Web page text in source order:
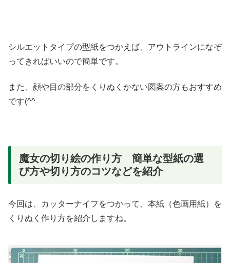
シルエットタイプの型紙をつかえば、アウトラインになぞ
ってきればいいので簡単です。
また、顔や目の部分をくりぬくかない図案の方もおすすめ
です(^^
魔女の切り絵の作り方 簡単な型紙の選
び方や切り方のコツなどを紹介
今回は、カッターナイフをつかって、本紙（色画用紙）を
くりぬく作り方を紹介しますね。